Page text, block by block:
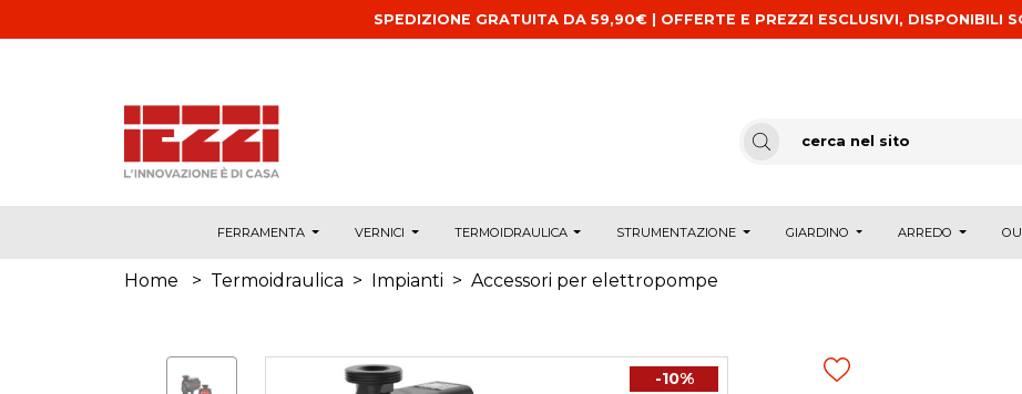
SPEDIZIONE GRATUITA DA 59,90€ | OFFERTE E PREZZI ESCLUSIVI, DISPONIBILI
FERRAMENTA VERNICI TERMOIDRAULICA STRUMENTAZIONE GIARDINO ARREDO
Home > Termoidraulica > Impianti > Accessori per elettropompe
-10%